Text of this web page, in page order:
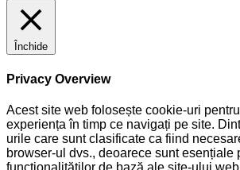
Închide
Privacy Overview
Acest site web folosește cookie-uri
experiența în timp ce navigați pe site.
urile care sunt clasificate ca fiind
browser-ul dvs., deoarece sunt esențiale
funcționalităților de bază ale site-ului